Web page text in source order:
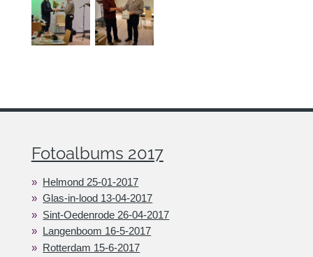
Fotoalbums 2017
Helmond 25-01-2017
Glas-in-lood 13-04-2017
Sint-Oedenrode 26-04-2017
Langenboom 16-5-2017
Rotterdam 15-6-2017